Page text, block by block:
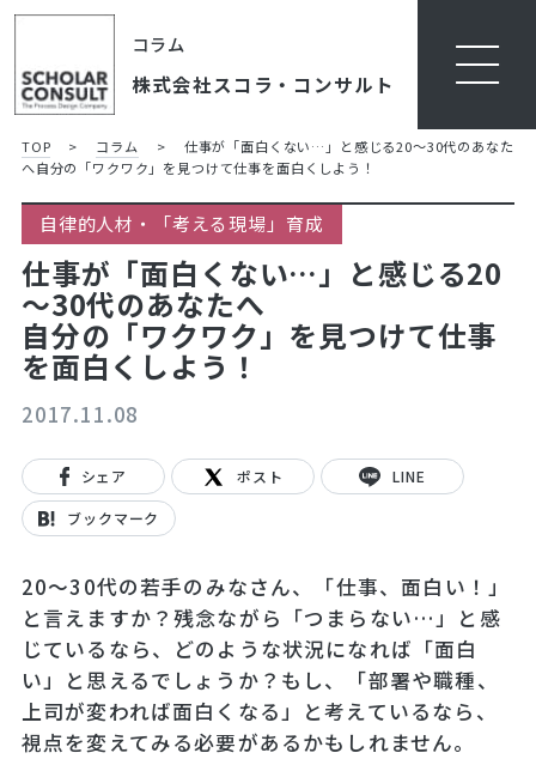
コラム
株式会社スコラ・コンサルト
TOP > コラム >
仕事が「面白くない…」と感じる20～30代のあなた
へ自分の「ワクワク」を見つけて仕事を面白くしよう！
自律的人材・「考える現場」育成
仕事が「面白くない…」と感じる20
～30代のあなたへ
自分の「ワクワク」を見つけて仕事
を面白くしよう！
2017.11.08
シェア ポスト LINE
ブックマーク
20～30代の若手のみなさん、「仕事、面白い！」
と言えますか？残念ながら「つまらない…」と感
じているなら、どのような状況になれば「面白
い」と思えるでしょうか？もし、「部署や職種、
上司が変われば面白くなる」と考えているなら、
視点を変えてみる必要があるかもしれません。